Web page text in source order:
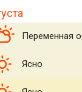
Переменная
Ясно